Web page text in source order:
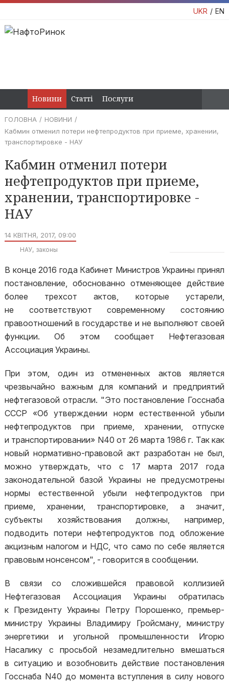
UKR EN
Новини Статті Послуги
ГОЛОВНА
НОВИНИ
Кабмин отменил потери нефтепродуктов при приеме, хранении,
транспортировке - НАУ
Кабмин отменил потери
нефтепродуктов при приеме,
хранении, транспортировке -
НАУ
14 КВІТНЯ, 2017, 09:00
НАУ законы
В конце 2016 года Кабинет Министров Украины принял
постановление, обоснованно отменяющее действие
более трехсот актов, которые устарели,
не соответствуют современному состоянию
правоотношений в государстве и не выполняют своей
функции. Об этом сообщает Нефтегазовая
Ассоциация Украины.
При этом, один из отмененных актов является
чрезвычайно важным для компаний и предприятий
нефтегазовой отрасли. "Это постановление Госснаба
СССР «Об утверждении норм естественной убыли
нефтепродуктов при приеме, хранении, отпуске
и транспортировании» N40 от 26 марта 1986 г. Так как
новый нормативно-правовой акт разработан не был,
можно утверждать, что с 17 марта 2017 года
законодательной базой Украины не предусмотрены
нормы естественной убыли нефтепродуктов при
приеме, хранении, транспортировке, а значит,
субъекты хозяйствования должны, например,
подводить потери нефтепродуктов под обложение
акцизным налогом и НДС, что само по себе является
правовым нонсенсом", - говорится в сообщении.
В связи со сложившейся правовой коллизией
Нефтегазовая Ассоциация Украины обратилась
к Президенту Украины Петру Порошенко, премьер-
министру Украины Владимиру Гройсману, министру
энергетики и угольной промышленности Игорю
Насалику с просьбой незамедлительно вмешаться
в ситуацию и возобновить действие постановления
Госснаба N40 до момента вступления в силу нового